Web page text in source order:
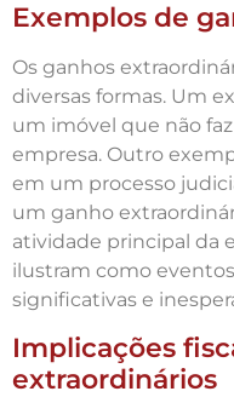
Exemplos de
Os ganhos
diversas formas. Um
um imóvel que não
empresa. Outro
em um processo
um ganho
atividade principal da
ilustram como
significativas e
Implicações
extraordinários